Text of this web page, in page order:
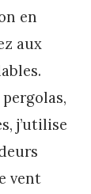
en
aux
j’utilise
vent